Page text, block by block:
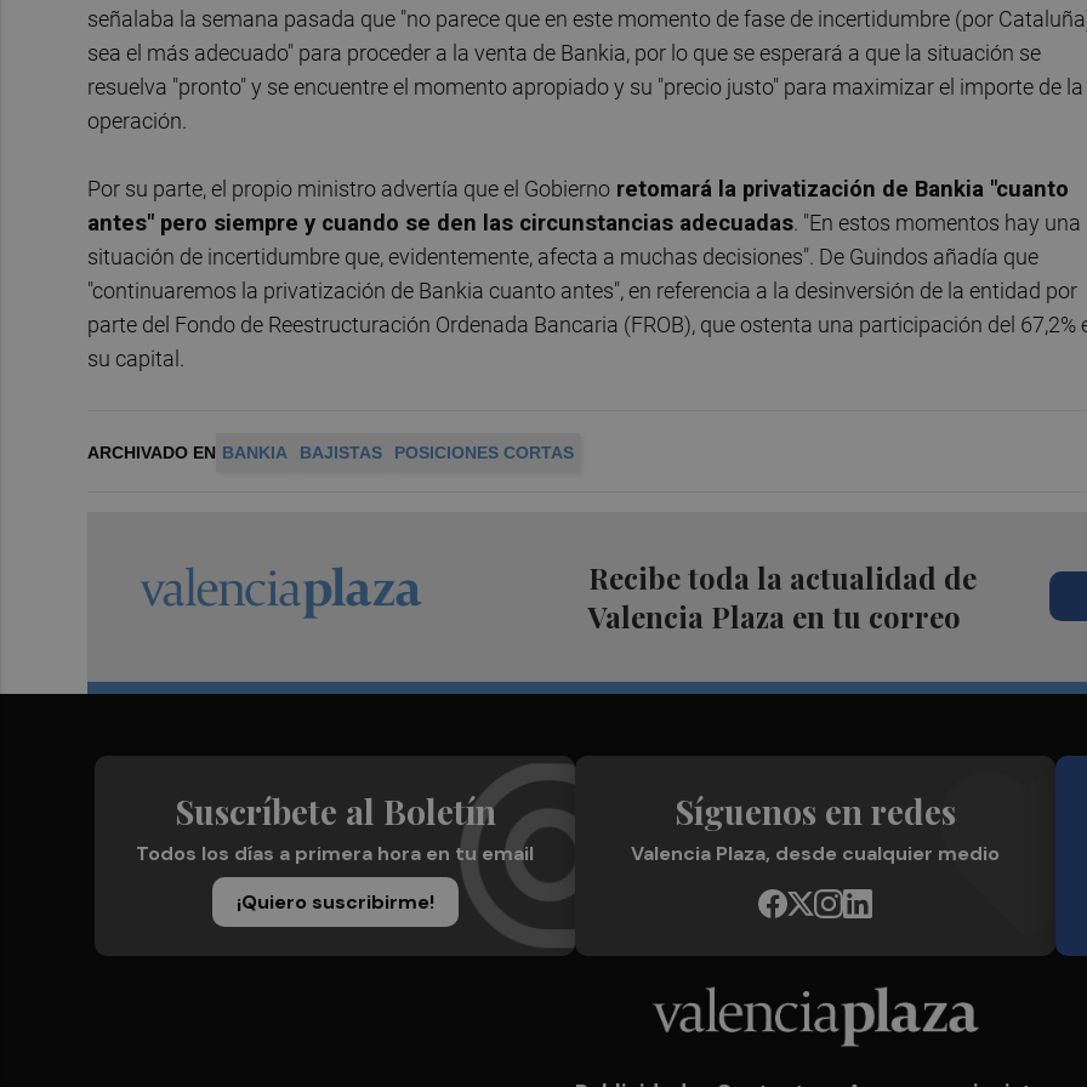
señalaba la semana pasada que "no parece que en este momento de fase de incertidumbre (por
sea el más adecuado" para proceder a la venta de Bankia, por lo que se esperará a que la situación se
resuelva "pronto" y se encuentre el momento apropiado y su "precio justo" para maximizar el importe de la
operación.
Por su parte, el propio ministro advertía que el Gobierno retomará la privatización de Bankia "cuanto
antes" pero siempre y cuando se den las circunstancias adecuadas. "En estos momentos hay una
situación de incertidumbre que, evidentemente, afecta a muchas decisiones". De Guindos añadía que
"continuaremos la privatización de Bankia cuanto antes", en referencia a la desinversión de la entidad por
parte del Fondo de Reestructuración Ordenada Bancaria (FROB), que ostenta una participación del 67,2%
su capital.
ARCHIVADO EN BANKIA BAJISTAS POSICIONES CORTAS
Recibe toda la actualidad de
Valencia Plaza en tu correo
Suscríbete al Boletín
Todos los días a primera hora en tu email
¡Quiero suscribirme!
Síguenos en redes
Valencia Plaza, desde cualquier medio